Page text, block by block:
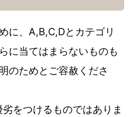
に、A,B,C,Dとカテゴリ
に当てはまらないものも
のためとご容赦くださ
をつけるものではありま